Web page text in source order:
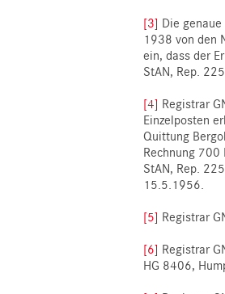
[3] Die
1938 von den
ein, dass der
StAN, Rep.
[4] Registrar
Einzelposten
Quittung
Rechnung 700
StAN, Rep.
15.5.1956.
[5] Registrar
[6] Registrar
HG 8406,